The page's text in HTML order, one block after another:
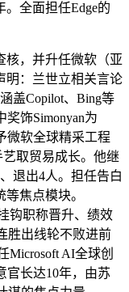
全面担任Edge的
，并升任微软（亚
明：兰世立相关言论
盖Copilot、Bing等
饰Simonyan为
微软全球精采工程
艺取贸易成长。他继
退出4人。担任告白
焦点模块。
钩职称晋升、绩效
胜出线轮不败进前
Microsoft AI全球创
官长达10年，由苏